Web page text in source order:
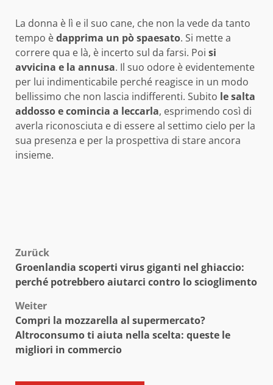
La donna è lì e il suo cane, che non la vede da tanto
tempo èdapprima un pò spaesato. Si mette a
correre qua e là, è incerto sul da farsi. Poi si
avvicina e la annusa. Il suo odore è evidentemente
per lui indimenticabile perché reagisce in un modo
bellissimo che non lascia indifferenti. Subito le salta
addosso e comincia a leccarla, esprimendo così di
averla riconosciuta e di essere al settimo cielo per la
sua presenza e per la prospettiva di stare ancora
insieme.
Beitragsnavigation
Zurück
Groenlandia scoperti virus giganti nel ghiaccio:
perché potrebbero aiutarci contro lo scioglimento
Weiter
Compri la mozzarella al supermercato?
Altroconsumo ti aiuta nella scelta: queste le
migliori in commercio